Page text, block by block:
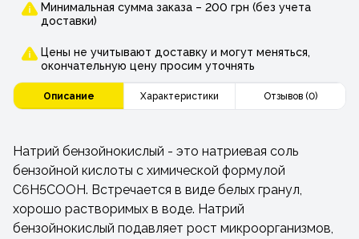
Минимальная сумма заказа – 200 грн (без учета
доставки)
Цены не учитывают доставку и могут меняться,
окончательную цену просим уточнять
Описание Характеристики Отзывов (0)
Натрий бензойнокислый - это натриевая соль
бензойной кислоты с химической формулой
C6H5COOH. Встречается в виде белых гранул,
хорошо растворимых в воде. Натрий
бензойнокислый подавляет рост микроорганизмов,